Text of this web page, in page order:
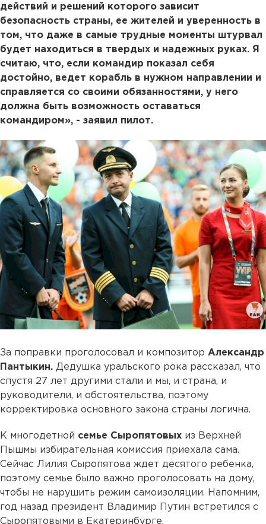
действий и решений которого зависит
безопасность страны, ее жителей и уверенность в
том, что даже в самые трудные моменты штурвал
будет находиться в твердых и надежных руках. Я
считаю, что, если командир показал себя
достойно, ведет корабль в нужном направлении и
справляется со своими обязанностями, у него
должна быть возможность оставаться
командиром», - заявил пилот.
За поправки проголосовал и композитор Александр
Пантыкин. Дедушка уральского рока рассказал, что
спустя 27 лет другими стали и мы, и страна, и
руководители, и обстоятельства, поэтому
корректировка основного закона страны логична.
К многодетной семье Сыропятовых из Верхней
Пышмы избирательная комиссия приехала сама.
Сейчас Лилия Сыропятова ждет десятого ребенка,
поэтому семье было важно проголосовать на дому,
чтобы не нарушить режим самоизоляции. Напомним,
год назад президент Владимир Путин встретился с
Сыропятовыми в Екатеринбурге.